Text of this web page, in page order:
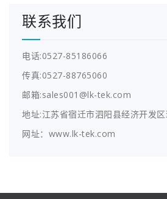
联系我们
电话:0527-85186066
传真:0527-88765060
邮箱:sales001@lk-tek.com
地址:江苏省宿迁市泗阳县经济开发
网址：www.lk-tek.com